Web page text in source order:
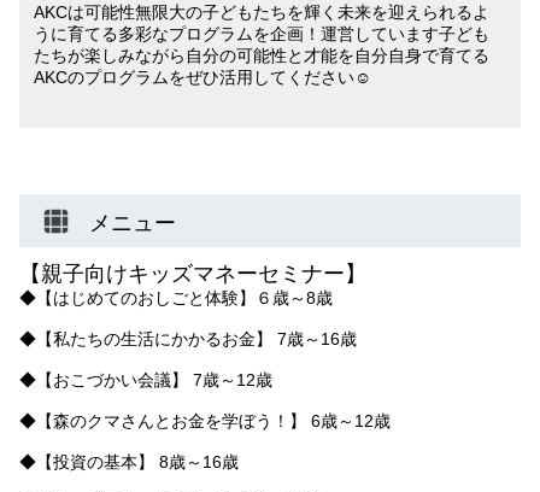
AKCは可能性無限大の子どもたちを輝く未来を迎えられるよ
うに育てる多彩なプログラムを企画！運営しています子ども
たちが楽しみながら自分の可能性と才能を自分自身で育てる
AKCのプログラムをぜひ活用してください☺
メニュー
【親子向けキッズマネーセミナー】
◆【はじめてのおしごと体験】６歳～8歳
◆【私たちの生活にかかるお金】 7歳～16歳
◆【おこづかい会議】 7歳～12歳
◆【森のクマさんとお金を学ぼう！】 6歳～12歳
◆【投資の基本】 8歳～16歳